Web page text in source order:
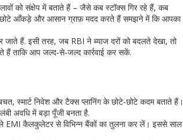
को संक्षेप में बताते हैं – जैसे कब स्टॉक्स गिर रहे हैं, कब
आँकड़े और आसान ग्राफ़ मदद करते हैं समझने में कि आपका
हैं. इसी तरह, जब RBI ने ब्याज दरों को बदलते देखा, तो
हैं ताकि आप जल्द‑से‑जल्द कार्रवाई कर सकें.
स्मार्ट निवेश और टैक्स प्लानिंग के छोटे‑छोटे कदम बताते हैं।
अवधि में बड़ा पूँजी बनता है.
EMI कैलकुलेटर से विभिन्न बैंकों का तुलना कर लें। इससे साल